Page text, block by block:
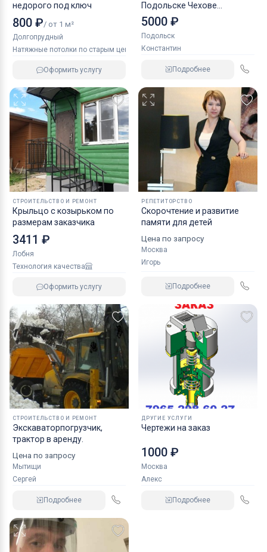
недорого под ключ
800 ₽/ от 1 м²
Долгопрудный
Натяжные потолки по старым ценам
Оформить услугу
Подольске Чехове
Климовске Щербинке
5000 ₽
Подольск
Константин
Подробнее
СТРОИТЕЛЬСТВО И РЕМОНТ
Крыльцо с козырьком по
размерам заказчика
3411 ₽
Лобня
Технология качества
Оформить услугу
РЕПЕТИТОРСТВО
Скорочтение и развитие
памяти для детей
Цена по запросу
Москва
Игорь
Подробнее
СТРОИТЕЛЬСТВО И РЕМОНТ
Экскаваторпогрузчик,
трактор в аренду.
Цена по запросу
Мытищи
Сергей
Подробнее
ДРУГИЕ УСЛУГИ
Чертежи на заказ
1000 ₽
Москва
Алекс
Подробнее